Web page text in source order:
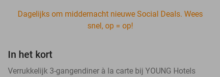
Dagelijks om middernacht nieuwe Social Deals. Wees
snel, op = op!
In het kort
Verrukkelijk 3-gangendiner à la carte bij YOUNG Hotels